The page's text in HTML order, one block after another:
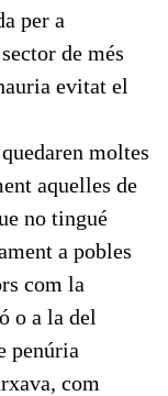
per a
de més
evitat el
moltes
aquelles de
no tingué
a pobles
com la
o a la del
penúria
com